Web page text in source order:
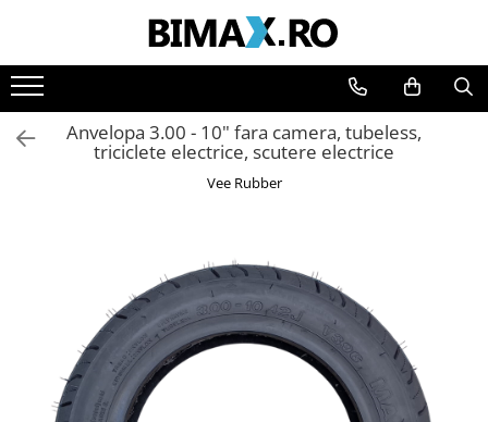
Toate Produsele
Triciclete Electrice
⬇ TIPURI
➔ Adulti - 2 Locuri
➔ Adulti - cu Cabina
➔ Cu 3 Roti
➔ Cu Cabina
➔ Cu Cabina fara Permis
Anvelopa 3.00 - 10" fara camera, tubeless,
triciclete electrice, scutere electrice
Vee Rubber